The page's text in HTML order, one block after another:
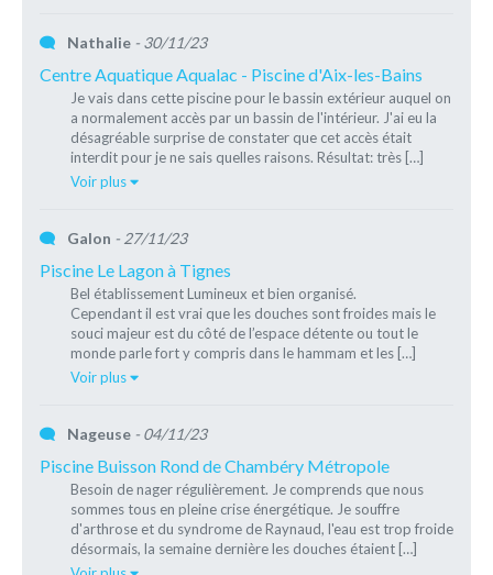
Nathalie - 30/11/23
Centre Aquatique Aqualac - Piscine d'Aix-les-Bains
Je vais dans cette piscine pour le bassin extérieur auquel on
a normalement accès par un bassin de l'intérieur. J'ai eu la
désagréable surprise de constater que cet accès était
interdit pour je ne sais quelles raisons. Résultat: très […]
Voir plus
Galon - 27/11/23
Piscine Le Lagon à Tignes
Bel établissement Lumineux et bien organisé.
Cependant il est vrai que les douches sont froides mais le
souci majeur est du côté de l’espace détente ou tout le
monde parle fort y compris dans le hammam et les […]
Voir plus
Nageuse - 04/11/23
Piscine Buisson Rond de Chambéry Métropole
Besoin de nager régulièrement. Je comprends que nous
sommes tous en pleine crise énergétique. Je souffre
d'arthrose et du syndrome de Raynaud, l'eau est trop froide
désormais, la semaine dernière les douches étaient […]